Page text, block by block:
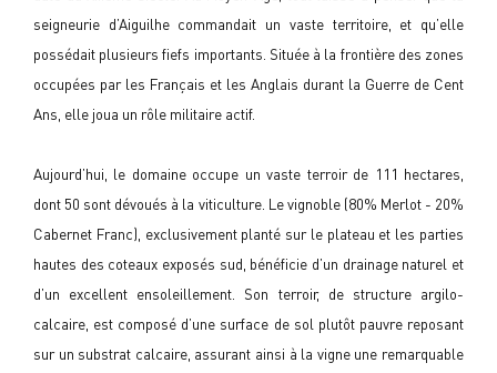
seigneurie d’Aiguilhe commandait un vaste territoire, et qu’elle
possédait plusieurs fiefs importants. Située à la frontière des zones
occupées par les Français et les Anglais durant la Guerre de Cent
Ans, elle joua un rôle militaire actif.
Aujourd’hui, le domaine occupe un vaste terroir de 111 hectares,
dont 50 sont dévoués à la viticulture. Le vignoble (80% Merlot - 20%
Cabernet Franc), exclusivement planté sur le plateau et les parties
hautes des coteaux exposés sud, bénéficie d’un drainage naturel et
d’un excellent ensoleillement. Son terroir, de structure argilo-
calcaire, est composé d’une surface de sol plutôt pauvre reposant
sur un substrat calcaire, assurant ainsi à la vigne une remarquable